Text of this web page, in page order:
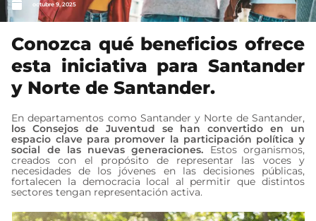
octubre 9, 2025
Conozca qué beneficios ofrece
esta iniciativa para Santander
y Norte de Santander.
En departamentos como Santander y Norte de Santander,
los Consejos de Juventud se han convertido en un
espacio clave para promover la participación política y
social de las nuevas generaciones. Estos organismos,
creados con el propósito de representar las voces y
necesidades de los jóvenes en las decisiones públicas,
fortalecen la democracia local al permitir que distintos
sectores tengan representación activa.